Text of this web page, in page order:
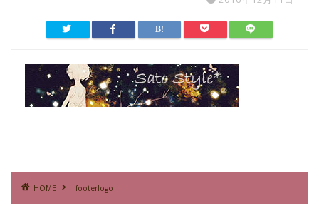
HOME footerlogo